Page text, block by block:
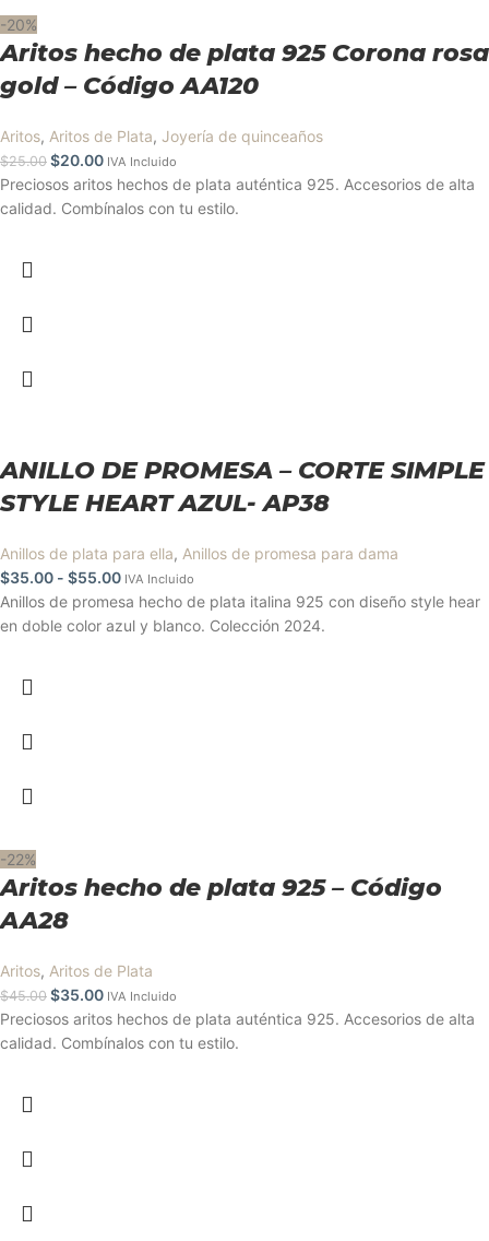
-20%
Aritos hecho de plata 925 Corona rosa
gold – Código AA120
Aritos, Aritos de Plata, Joyería de quinceaños
$25.00 $20.00 IVA Incluido
Preciosos aritos hechos de plata auténtica 925. Accesorios de alta
calidad. Combínalos con tu estilo.
ANILLO DE PROMESA – CORTE SIMPLE
STYLE HEART AZUL- AP38
Anillos de plata para ella, Anillos de promesa para dama
$35.00 - $55.00 IVA Incluido
Anillos de promesa hecho de plata italina 925 con diseño style hear
en doble color azul y blanco. Colección 2024.
-22%
Aritos hecho de plata 925 – Código
AA28
Aritos, Aritos de Plata
$45.00 $35.00 IVA Incluido
Preciosos aritos hechos de plata auténtica 925. Accesorios de alta
calidad. Combínalos con tu estilo.